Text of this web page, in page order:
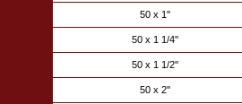
50 x 1''
50 x 1 1/4''
50 x 1 1/2''
50 x 2''